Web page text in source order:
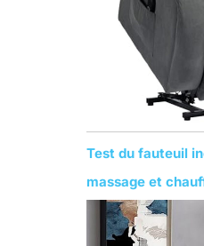
Test du fauteuil
massage et